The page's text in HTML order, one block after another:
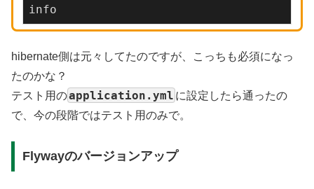
info
hibernate側は元々してたのですが、こっちも必須になっ
たのかな？
テスト用のapplication.yml に設定したら通ったの
で、今の段階ではテスト用のみで。
Flywayのバージョンアップ